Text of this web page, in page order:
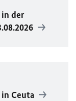
in der
Ceuta